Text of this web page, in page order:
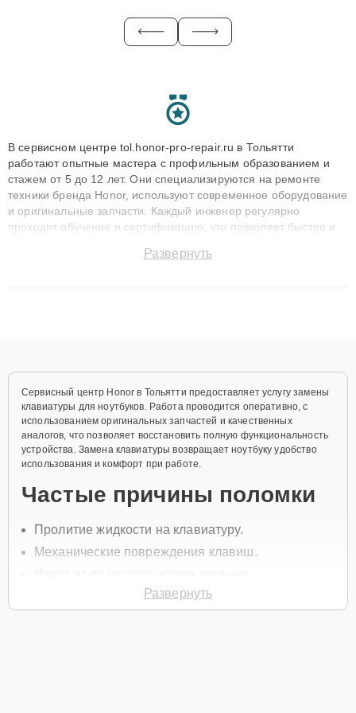
В сервисном центре tol.honor-pro-repair.ru в Тольятти
работают опытные мастера с профильным образованием и
стажем от 5 до 12 лет. Они специализируются на ремонте
техники бренда Honor, используют современное оборудование
и оригинальные запчасти. Каждый инженер регулярно
проходит обучение и сертификацию, что позволяет быстро и
сохранением гарантии до 3 лет. Наши мастера решают
Развернуть
Сервисный центр Honor в Тольятти предоставляет услугу замены
клавиатуры для ноутбуков. Работа проводится оперативно, с
использованием оригинальных запчастей и качественных
аналогов, что позволяет восстановить полную функциональность
устройства. Замена клавиатуры возвращает ноутбуку удобство
использования и комфорт при работе.
Частые причины поломки
Пролитие жидкости на клавиатуру.
Механические повреждения клавиш.
Перегрев устройства.Развернуть